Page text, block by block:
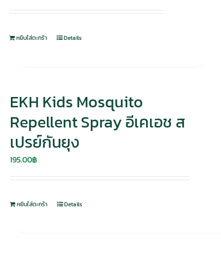
หยิบใส่ตะกร้า Details
EKH Kids Mosquito
Repellent Spray อีเคเอช ส
เปรย์กันยุง
195.00฿
หยิบใส่ตะกร้า Details